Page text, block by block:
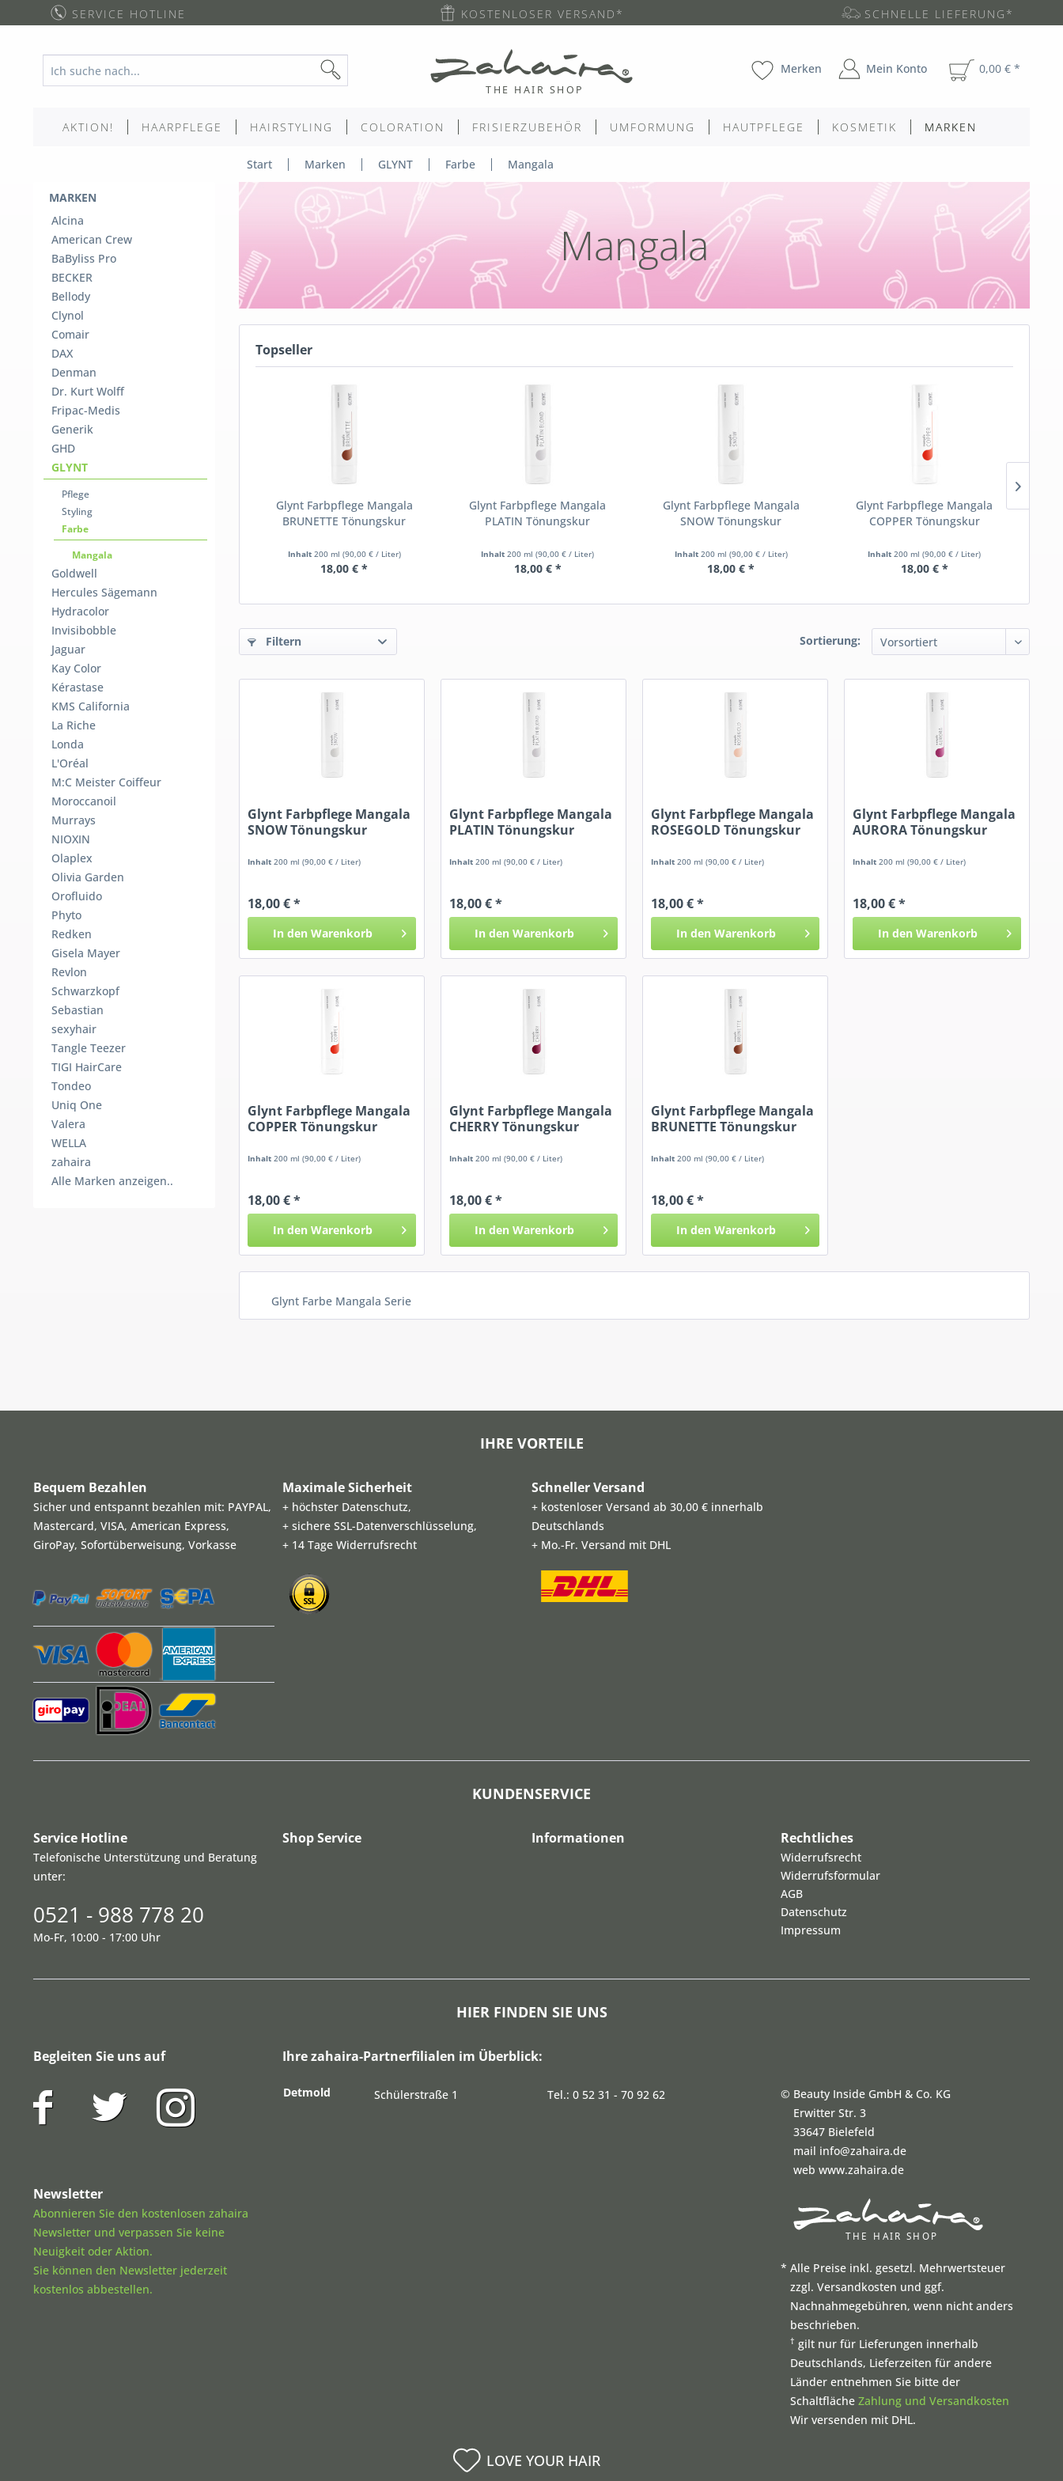
SERVICE HOTLINE KOSTENLOSER VERSAND* SCHNELLE LIEFERUNG*
Merken Mein Konto 0,00 € *
AKTION! HAARPFLEGE HAIRSTYLING COLORATION FRISIERZUBEHÖR UMFORMUNG HAUTPFLEGE KOSMETIK MARKEN
MARKEN
Alcina
American Crew
BaByliss Pro
BECKER
Bellody
Clynol
Comair
DAX
Denman
Dr. Kurt Wolff
Fripac-Medis
Generik
GHD
GLYNT
Pflege
Styling
Farbe
Mangala
Goldwell
Hercules Sägemann
Hydracolor
Invisibobble
Jaguar
Kay Color
Kérastase
KMS California
La Riche
Londa
L'Oréal
M:C Meister Coiffeur
Moroccanoil
Murrays
NIOXIN
Olaplex
Olivia Garden
Orofluido
Phyto
Redken
Gisela Mayer
Revlon
Schwarzkopf
Sebastian
sexyhair
Tangle Teezer
TIGI HairCare
Tondeo
Uniq One
Valera
WELLA
zahaira
Alle Marken anzeigen..
Start Marken GLYNT Farbe Mangala
Mangala
Topseller
Glynt Farbpflege Mangala
BRUNETTE Tönungskur
Inhalt 200 ml (90,00 € / Liter)
18,00 € *
Glynt Farbpflege Mangala
PLATIN Tönungskur
Inhalt200 ml(90,00 € / Liter)
18,00 € *
Glynt Farbpflege Mangala
SNOW Tönungskur
Inhalt 200 ml (90,00 € / Liter)
18,00 € *
Glynt Farbpflege Mangala
COPPER Tönungskur
Inhalt200 ml(90,00 € / Liter)
18,00 € *
Filtern Sortierung:
Glynt Farbpflege Mangala
SNOW Tönungskur
Inhalt200 ml(90,00 € / Liter)
18,00 € *
In den Warenkorb
Glynt Farbpflege Mangala
PLATIN Tönungskur
Inhalt200 ml(90,00 € / Liter)
18,00 € *
In den Warenkorb
Glynt Farbpflege Mangala
ROSEGOLD Tönungskur
Inhalt200 ml(90,00 € / Liter)
18,00 € *
In den Warenkorb
Glynt Farbpflege Mangala
AURORA Tönungskur
Inhalt200 ml(90,00 € / Liter)
18,00 € *
In den Warenkorb
Glynt Farbpflege Mangala
COPPER Tönungskur
Inhalt 200 ml(90,00 € / Liter)
18,00 € *
In den Warenkorb
Glynt Farbpflege Mangala
CHERRY Tönungskur
Inhalt 200 ml(90,00 € / Liter)
18,00 € *
In den Warenkorb
Glynt Farbpflege Mangala
BRUNETTE Tönungskur
Inhalt 200 ml(90,00 € / Liter)
18,00 € *
In den Warenkorb
Glynt Farbe Mangala Serie
IHRE VORTEILE
Bequem Bezahlen
Sicher und entspannt bezahlen mit: PAYPAL,
Mastercard, VISA, American Express,
GiroPay, Sofortüberweisung, Vorkasse
Maximale Sicherheit
+ höchster Datenschutz,
+ sichere SSL-Datenverschlüsselung,
+ 14 Tage Widerrufsrecht
Schneller Versand
+ kostenloser Versand ab 30,00 € innerhalb
Deutschlands
+ Mo.-Fr. Versand mit DHL
KUNDENSERVICE
Service Hotline
Telefonische Unterstützung und Beratung
unter:
0521 - 988 778 20
Mo-Fr, 10:00 - 17:00 Uhr
Shop Service Informationen Rechtliches
Widerrufsrecht
Widerrufsformular
AGB
Datenschutz
Impressum
HIER FINDEN SIE UNS
Begleiten Sie uns auf
Newsletter
Abonnieren Sie den kostenlosen zahaira
Newsletter und verpassen Sie keine
Neuigkeit oder Aktion.
Sie können den Newsletter jederzeit
kostenlos abbestellen.
Ihre zahaira-Partnerfilialen im Überblick:
Detmold Schülerstraße 1 Tel.: 0 52 31 - 70 92 62 © Beauty Inside GmbH & Co. KG
Erwitter Str. 3
33647 Bielefeld
mail info@zahaira.de
web www.zahaira.de
* Alle Preise inkl. gesetzl. Mehrwertsteuer
zzgl. Versandkosten und ggf.
Nachnahmegebühren, wenn nicht anders
beschrieben.
† gilt nur für Lieferungen innerhalb
Deutschlands, Lieferzeiten für andere
Länder entnehmen Sie bitte der
Schaltfläche Zahlung und Versandkosten
Wir versenden mit DHL.
LOVE YOUR HAIR